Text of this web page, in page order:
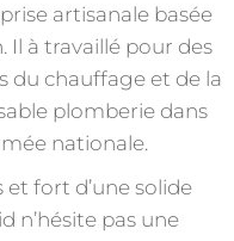
artisanale basée
Il à travaillé pour des
du chauffage et de la
plomberie dans
nationale.
fort d’une solide
n’hésite pas une